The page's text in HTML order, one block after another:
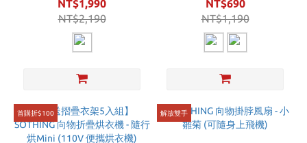
全身
NT$1,990
NT$2,190
NT$690
NT$1,190
首購折$100 解放雙手